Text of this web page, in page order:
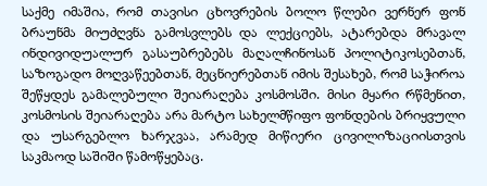
საქმე იმაშია, რომ თავისი ცხოვრების ბოლო წლები ვერნერ ფონ
ბრაუნმა მიუძღვნა გამოსვლებს და ლექციებს, ატარებდა მრავალ
ინდივიდუალურ გასაუბრებებს მაღალჩინოსან პოლიტიკოსებთან,
საზოგადო მოღვაწეებთან, მეცნიერებთან იმის შესახებ, რომ საჭიროა
შეწყდეს გამალებული შეიარაღება კოსმოსში. მისი მყარი რწმენით,
კოსმოსის შეიარაღება არა მარტო სახელმწიფო ფონდების ბრიყვული
და უსარგებლო ხარჯვაა, არამედ მიწიერი ცივილიზაციისთვის
საკმაოდ საშიში წამოწყებაც.